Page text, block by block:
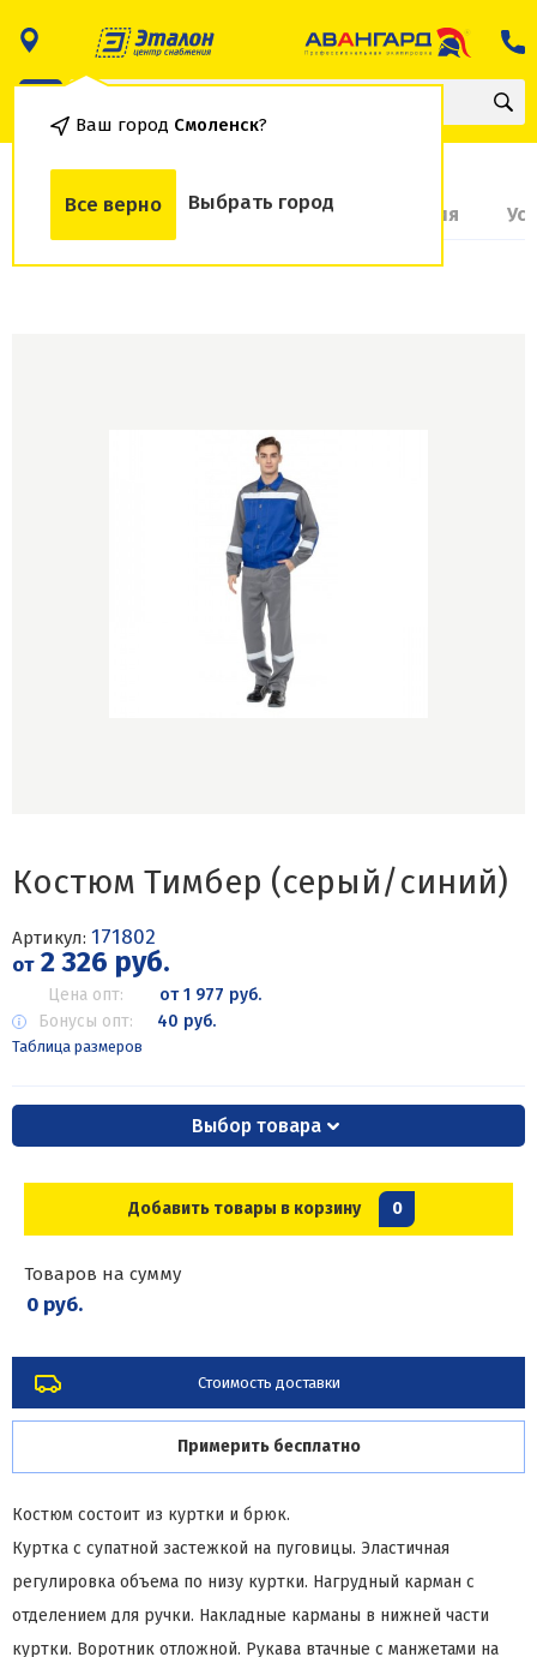
Ваш город Смоленск?
Все верно Выбрать город
О товаре Доставка и оплата Гарантия
Костюм Тимбер (серый/синий)
Артикул: 171802
от2 326 руб.
Цена опт:
от 1 977 руб.
Бонусы опт:
40 руб.
Таблица размеров
Выбор товара
Добавить товары в корзину 0
Товаров на сумму
0 руб.
Стоимость доставки
Примерить бесплатно
Костюм состоит из куртки и брюк.
Куртка с супатной застежкой на пуговицы. Эластичная
регулировка объема по низу куртки. Нагрудный карман с
отделением для ручки. Накладные карманы в нижней части
куртки. Воротник отложной. Рукава втачные с манжетами на